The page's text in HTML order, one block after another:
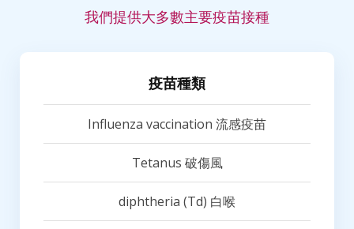
我們提供大多數主要疫苗接種
疫苗種類
Influenza vaccination 流感疫苗
Tetanus 破傷風
diphtheria (Td) 白喉